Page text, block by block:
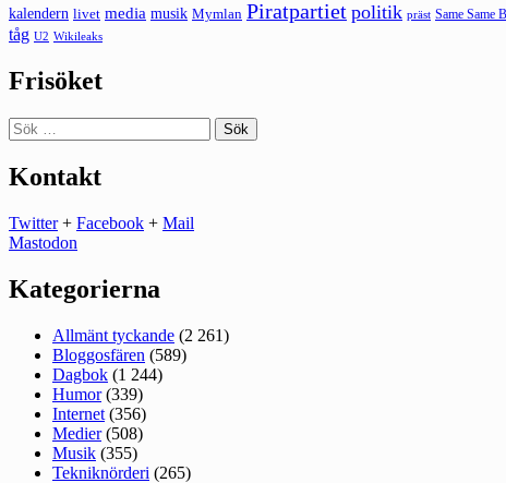
kalendern livet media musik Mymlan Piratpartiet politik präst Same Same
tåg U2 Wikileaks
Frisöket
Sök
efter:
Kontakt
Twitter+ Facebook + Mail
Mastodon
Kategorierna
Allmänt tyckande (2 261)
Bloggosfären (589)
Dagbok (1 244)
Humor(339)
Internet (356)
Medier(508)
Musik (355)
Tekniknörderi (265)